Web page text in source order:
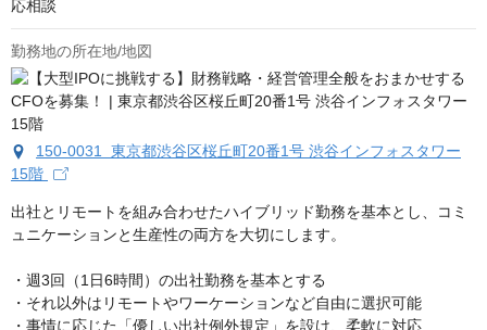
応相談
勤務地の所在地/地図
150-0031 東京都渋谷区桜丘町20番1号 渋谷インフォスタワー
15階
出社とリモートを組み合わせたハイブリッド勤務を基本とし、コミ
ュニケーションと生産性の両方を大切にします。
・週3回（1日6時間）の出社勤務を基本とする
・それ以外はリモートやワーケーションなど自由に選択可能
・事情に応じた「優しい出社例外規定」を設け、柔軟に対応